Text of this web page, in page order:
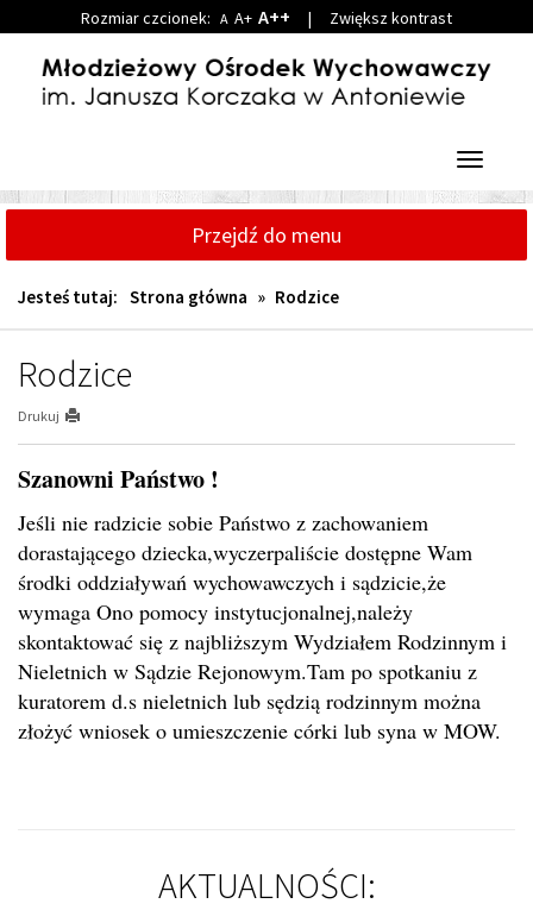
głównej
wyszukiwarki
Rozmiar czcionek: A A+ A++ | Zwiększ kontrast
Przełącz
Przejdź do menu
Jesteś tutaj: Strona główna » Rodzice
Rodzice
Drukuj
Szanowni Państwo !
Jeśli nie radzicie sobie Państwo z zachowaniem
dorastającego dziecka,wyczerpaliście dostępne Wam
środki oddziaływań wychowawczych i sądzicie,że
wymaga Ono pomocy instytucjonalnej,należy
skontaktować się z najbliższym Wydziałem Rodzinnym i
Nieletnich w Sądzie Rejonowym.Tam po spotkaniu z
kuratorem d.s nieletnich lub sędzią rodzinnym można
złożyć wniosek o umieszczenie córki lub syna w MOW.
AKTUALNOŚCI: